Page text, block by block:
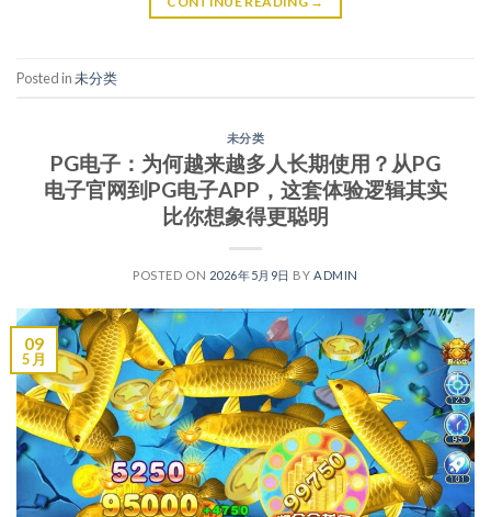
Posted in未分类
未分类
PG电子：为何越来越多人长期使用？从PG
电子官网到PG电子APP，这套体验逻辑其实
比你想象得更聪明
POSTED ON 2026年5月9日 BYADMIN
09
5 月